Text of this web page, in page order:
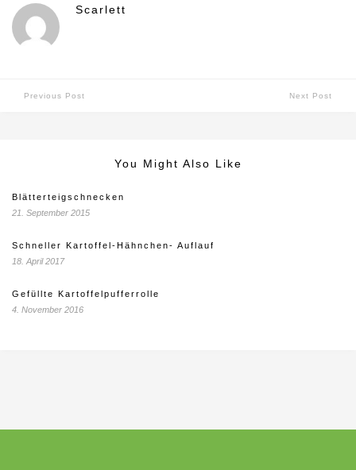
Scarlett
Previous Post Next Post
You Might Also Like
Blätterteigschnecken
21. September 2015
Schneller Kartoffel-Hähnchen- Auflauf
18. April 2017
Gefüllte Kartoffelpufferrolle
4. November 2016